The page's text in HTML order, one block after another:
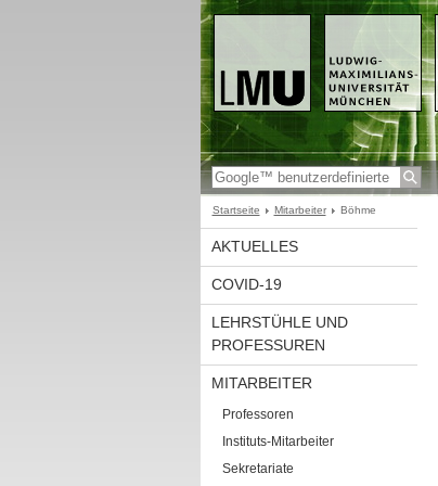
Startseite Mitarbeiter Böhme
AKTUELLES
COVID-19
LEHRSTÜHLE UND
PROFESSUREN
MITARBEITER
Professoren
Instituts-Mitarbeiter
Sekretariate